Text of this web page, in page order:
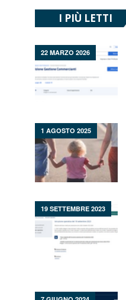
I PIÙ LETTI
22 MARZO 2026
1 AGOSTO 2025
19 SETTEMBRE 2023